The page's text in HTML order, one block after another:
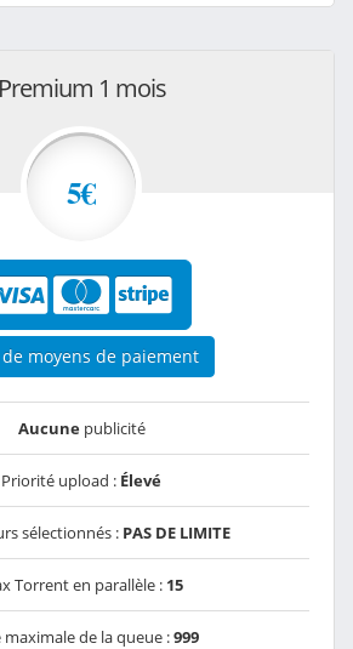
Premium 1 mois
5€
de moyens de paiement
Aucunepublicité
Priorité upload : Élevé
sélectionnés : PAS DE LIMITE
Torrent en parallèle : 15
maximale de la queue :999